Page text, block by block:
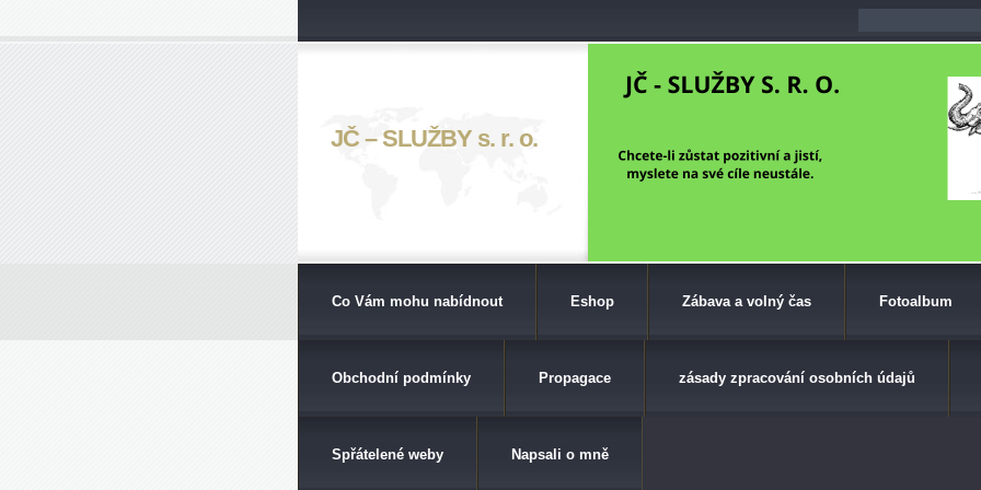
JČ – SLUŽBY s. r. o.
Co Vám mohu nabídnout Eshop Zábava a volný čas Fotoalbum
Obchodní podmínky Propagace zásady zpracování osobních údajů
Spřátelené weby Napsali o mně